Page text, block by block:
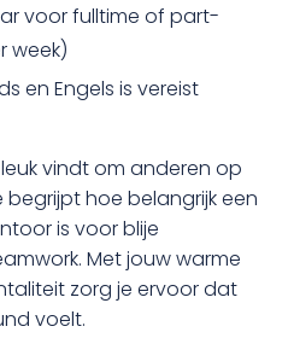
voor fulltime of part-
week)
en Engels is vereist
vindt om anderen op
begrijpt hoe belangrijk een
is voor blije
Met jouw warme
zorg je ervoor dat
voelt.